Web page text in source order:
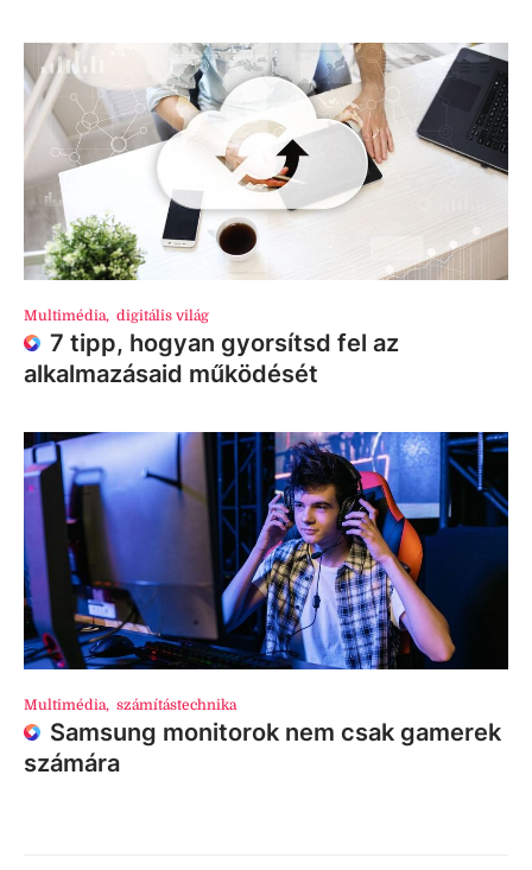
Multimédia, digitális világ
7 tipp, hogyan gyorsítsd fel az
alkalmazásaid működését
Multimédia, számítástechnika
Samsung monitorok nem csak gamerek
számára